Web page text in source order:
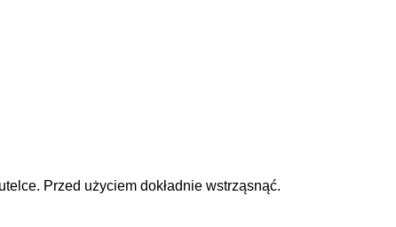
Przed użyciem dokładnie wstrząsnąć.